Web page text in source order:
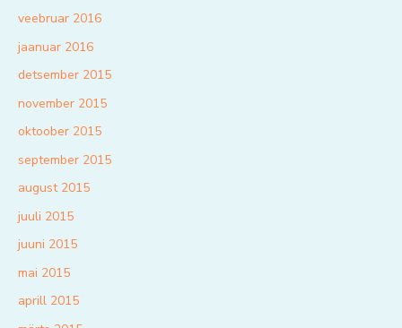
veebruar 2016
jaanuar 2016
detsember 2015
november 2015
oktoober 2015
september 2015
august 2015
juuli 2015
juuni 2015
mai 2015
aprill 2015